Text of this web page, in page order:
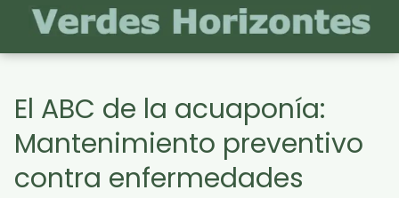
El ABC de la acuaponía:
Mantenimiento preventivo
contra enfermedades